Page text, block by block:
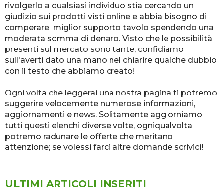
rivolgerlo a qualsiasi individuo stia cercando un
giudizio sui prodotti visti online e abbia bisogno di
comperare miglior supporto tavolo spendendo una
moderata somma di denaro. Visto che le possibilità
presenti sul mercato sono tante, confidiamo
sull'averti dato una mano nel chiarire qualche dubbio
con il testo che abbiamo creato!
Ogni volta che leggerai una nostra pagina ti potremo
suggerire velocemente numerose informazioni,
aggiornamenti e news. Solitamente aggiorniamo
tutti questi elenchi diverse volte, ogniqualvolta
potremo radunare le offerte che meritano
attenzione; se volessi farci altre domande scrivici!
ULTIMI ARTICOLI INSERITI